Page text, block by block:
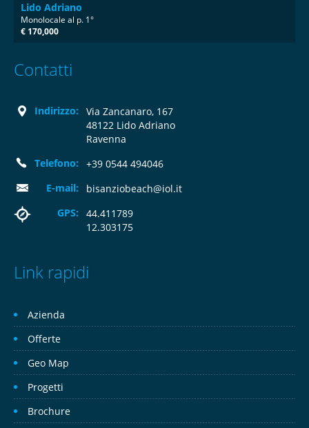
Lido Adriano
Monolocale al p. 1°
€ 170,000
Contatti
Indirizzo:
Via Zancanaro, 167
48122 Lido Adriano
Ravenna
Telefono:
+39 0544 494046
E-mail:
bisanziobeach@iol.it
GPS:
44.411789
12.303175
Link rapidi
Azienda
Offerte
Geo Map
Progetti
Brochure